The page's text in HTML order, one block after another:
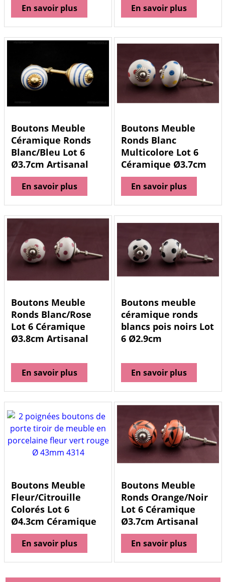
En savoir plus En savoir plus
Boutons Meuble
Céramique Ronds
Blanc/Bleu Lot 6
Ø3.7cm Artisanal
En savoir plus
Boutons Meuble
Ronds Blanc
Multicolore Lot 6
Céramique Ø3.7cm
En savoir plus
Boutons Meuble
Ronds Blanc/Rose
Lot 6 Céramique
Ø3.8cm Artisanal
En savoir plus
Boutons meuble
céramique ronds
blancs pois noirs Lot
6 Ø2.9cm
En savoir plus
Boutons Meuble
Fleur/Citrouille
Colorés Lot 6
Ø4.3cm Céramique
En savoir plus
Boutons Meuble
Ronds Orange/Noir
Lot 6 Céramique
Ø3.7cm Artisanal
En savoir plus